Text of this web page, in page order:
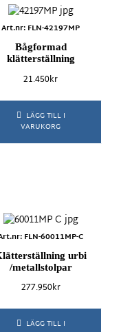
MiniCity
Art.nr: FLN-42197MP
Bågformad
klätterställning
21.450kr
LÄGG TILL I
VARUKORG
FLN-60011MP-C
urbi
/metallstolpar
277.950kr
LÄGG TILL I